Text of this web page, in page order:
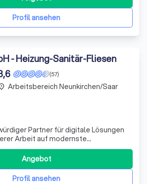
ins beste Licht rückt. Unsere
es Ihnen, sich von der Konku
Profil ansehen
- Heizung-Sanitär-Fliesen
(57)
Partner für digitale Lösungen
Arbeit auf modernste
Methoden. Unser Fokus liegt
von maßgeschneiderten Lösungen,
Bedürfnisse und Ziele unserer
sind. Wir sind
Profil ansehen
Angebot
Arbeitsbereich Neunkirchen/Saar